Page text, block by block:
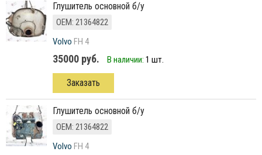
глушитель основной б/у
ОЕМ: 21364822
Volvo FH 4
35000 руб. В наличии: 1 шт.
Заказать
глушитель основной б/у
ОЕМ: 21364822
Volvo FH 4